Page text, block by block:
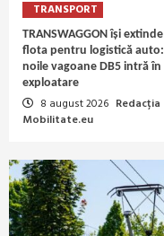
TRANSPORT
TRANSWAGGON își extinde
flota pentru logistică auto:
noile vagoane DB5 intră în
exploatare
8 august 2026 Redacția
Mobilitate.eu